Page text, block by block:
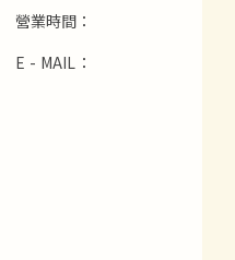
營業時間：
E - MAIL：